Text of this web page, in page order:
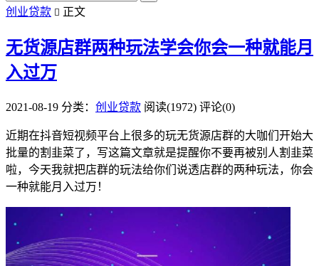
创业贷款  正文
无货源店群两种玩法学会你会一种就能月
入过万
2021-08-19 分类： 创业贷款 阅读(1972) 评论(0)
近期在抖音短视频平台上很多的玩无货源店群的大咖们开始大
批量的割韭菜了，写这篇文章就是提醒你不要再被别人割韭菜
啦，今天我就把店群的玩法给你们说透店群的两种玩法，你会
一种就能月入过万！